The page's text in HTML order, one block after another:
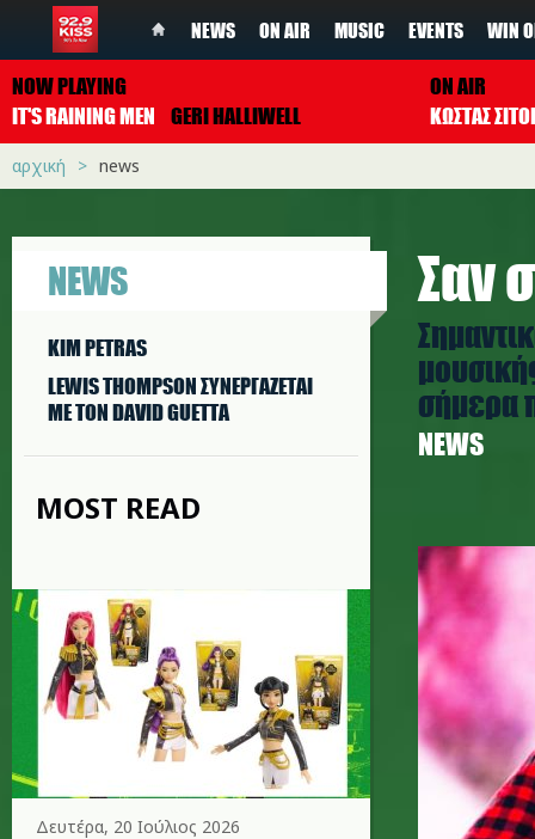
NEWS ON AIR MUSIC EVENTS WIN
NOW PLAYING
IT'S RAINING MEN
GERI HALLIWELL
ON AIR
ΚΩΣΤΑΣ
αρχική news
NEWS
KIM PETRAS
LEWIS THOMPSON ΣΥΝΕΡΓAΖΕΤΑΙ
ΜΕ ΤΟΝ DAVID GUETTA
MOST READ
Δευτέρα, 20 Ιούλιος 2026
Σαν
σήμερα
NEWS
ed-